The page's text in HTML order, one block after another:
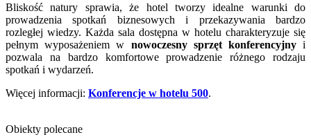
Bliskość natury sprawia, że hotel tworzy idealne warunki do
prowadzenia spotkań biznesowych i przekazywania bardzo
rozległej wiedzy. Każda sala dostępna w hotelu charakteryzuje się
pełnym wyposażeniem w nowoczesny sprzęt konferencyjnyi
pozwala na bardzo komfortowe prowadzenie różnego rodzaju
spotkań i wydarzeń.
Więcej informacji: Konferencje w hotelu 500.
Obiekty polecane